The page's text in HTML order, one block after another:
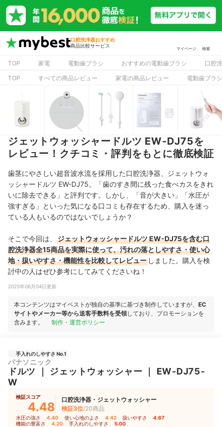
口腔洗浄器おすすめ
商品比較サービス
マイページ 検索
TOP 家電 電動歯ブラシ おすすめの電動歯ブラシ
口腔
TOP
すべての商品レビュー 家電の商品レビュー 電動歯ブラ
ジェットウォッシャードルツ EW-DJ75を
レビュー！クチコミ・評判をもとに徹底検証
歯茎にやさしい超音波水流を採用した口腔洗浄器、ジェットウォ
ッシャードルツ EW-DJ75。「歯のすき間に残った食べカスをきれ
いに除去できる」と評判です。しかし、「音が大きい」「水圧が
強すぎる 」 といった気になる口コミも存在するため、購入を迷っ
ている人もいるのではないでしょうか？
そこで今回は、
ジェットウォッシャードルツ EW-DJ75を含む口
腔洗浄器全15商品を実際に使って、汚れの落としやすさ・使い心
地・扱いやすさ・機能性を比較してレビュー しました。購入を検
討中の人はぜひ参考にしてみてくださいね！
2025年06月04日更新
本コンテンツはマイベストが独自の基準に基づき制作していますが、 EC
サイトやメーカー等から送客手数料を受領しており、プロモーションを
含みます。
制作・運営ポリシー
手入れのしやすさ No.1
パナソニック
ドルツ ジェットウォッシャー
EW-DJ75-
W
検証スコア
4.48
口腔洗浄器・ジェットウォッシャー
検証3位/20商品
水圧の強さ 4.40 使い心地のよさ 4.42 扱いやすさ 4.67
機能の豊富さ 4.20 手入れのしやすさ 5.00